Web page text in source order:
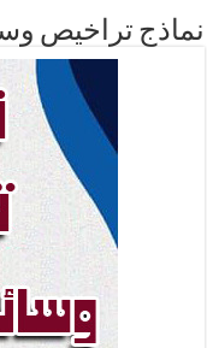
نماذج تراخيص